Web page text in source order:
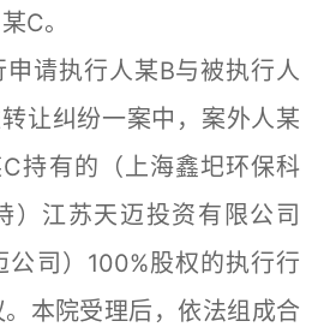
C。
请执行人某B与被执行人
让纠纷一案中，案外人某
持有的（上海鑫圯环保科
）江苏天迈投资有限公司
公司）100%股权的执行行
本院受理后，依法组成合